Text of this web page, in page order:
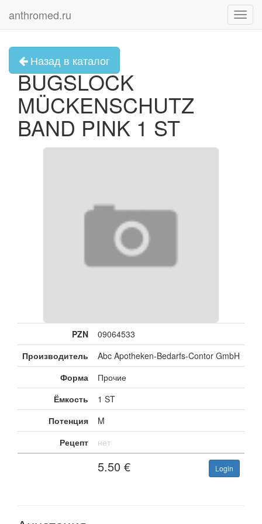
anthromed.ru
Назад в каталог
BUGSLOCK
MÜCKENSCHUTZ
BAND PINK 1 ST
PZN
09064533
Производитель
Abc Apotheken-Bedarfs-Contor GmbH
Форма
Прочие
Ёмкость
1 ST
Потенция
M
Рецепт
нет
5.50 € Login